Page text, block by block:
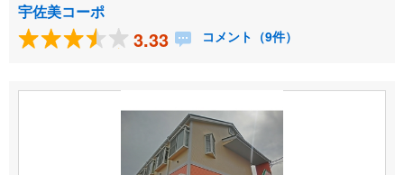
宇佐美コーポ
3.33 コメント（9件）